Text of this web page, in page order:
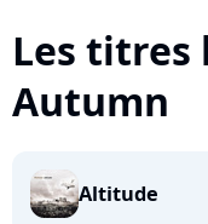
Les titres
Autumn
Altitude